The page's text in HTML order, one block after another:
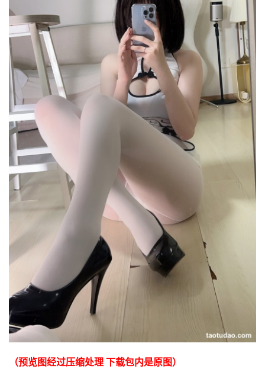
（预览图经过压缩处理 下载包内是原图）